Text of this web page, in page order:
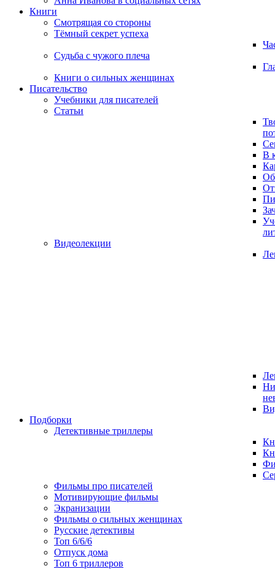
Книги
Смотрящая со стороны
Тёмный секрет успеха
Судьба с чужого плеча
Книги о сильных женщинах
Писательство
Учебники для писателей
Статьи
В
Видеолекции
Подборки
Детективные триллеры
Фильмы про писателей
Мотивирующие фильмы
Экранизации
Фильмы о сильных женщинах
Русские детективы
Топ 6/6/6
Отпуск дома
Топ 6 триллеров